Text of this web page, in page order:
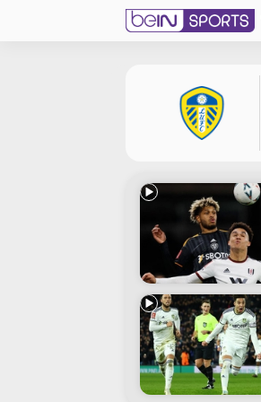
beIN SPORTS CONNECT
France
Gérer les notifications
Contactez nous
Mentions légales